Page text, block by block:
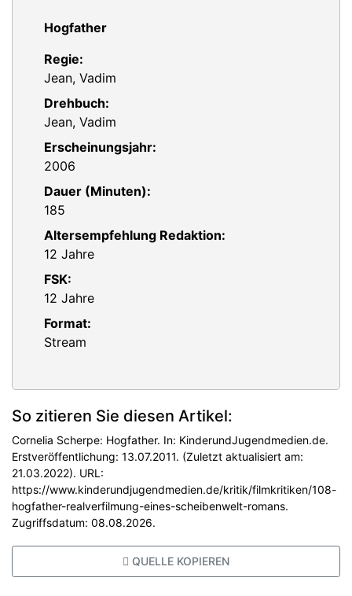
Hogfather
Regie:
Jean, Vadim
Drehbuch:
Jean, Vadim
Erscheinungsjahr:
2006
Dauer (Minuten):
185
Altersempfehlung Redaktion:
12 Jahre
FSK:
12 Jahre
Format:
Stream
So zitieren Sie diesen Artikel:
Cornelia Scherpe: Hogfather. In: KinderundJugendmedien.de.
Erstveröffentlichung: 13.07.2011. (Zuletzt aktualisiert am:
21.03.2022). URL:
https://www.kinderundjugendmedien.de/kritik/filmkritiken/108-
hogfather-realverfilmung-eines-scheibenwelt-romans.
Zugriffsdatum: 08.08.2026.
QUELLE KOPIEREN